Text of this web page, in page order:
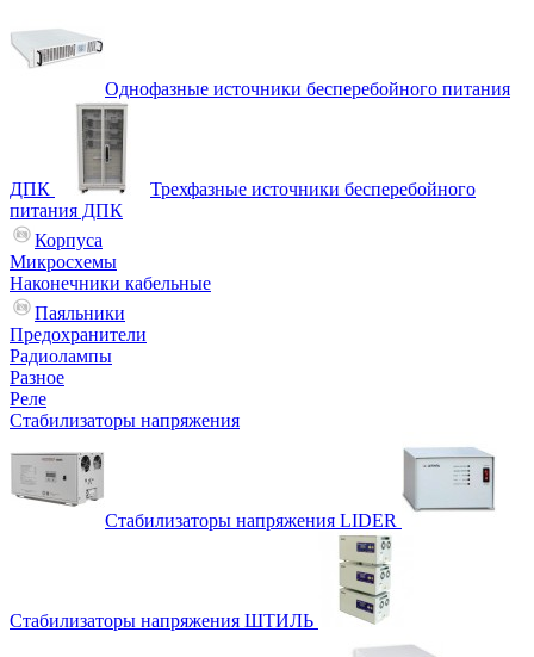
Однофазные источники бесперебойного питания
ДПК
Трехфазные источники бесперебойного
питания ДПК
Корпуса
Микросхемы
Наконечники кабельные
Паяльники
Предохранители
Радиолампы
Разное
Реле
Стабилизаторы напряжения
Стабилизаторы напряжения LIDER
Стабилизаторы напряжения ШТИЛЬ